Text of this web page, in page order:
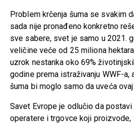
Problem krčenja šuma se svakim
sada nije pronađeno konkretno
sve sabere, svet je samo u 2021.
veličine veće od 25 miliona
uzrok nestanka oko 69%
godine prema istraživanju WWF-a,
šuma bi moglo samo da uveća
Savet Evrope je odlučio da
operatere i trgovce koji